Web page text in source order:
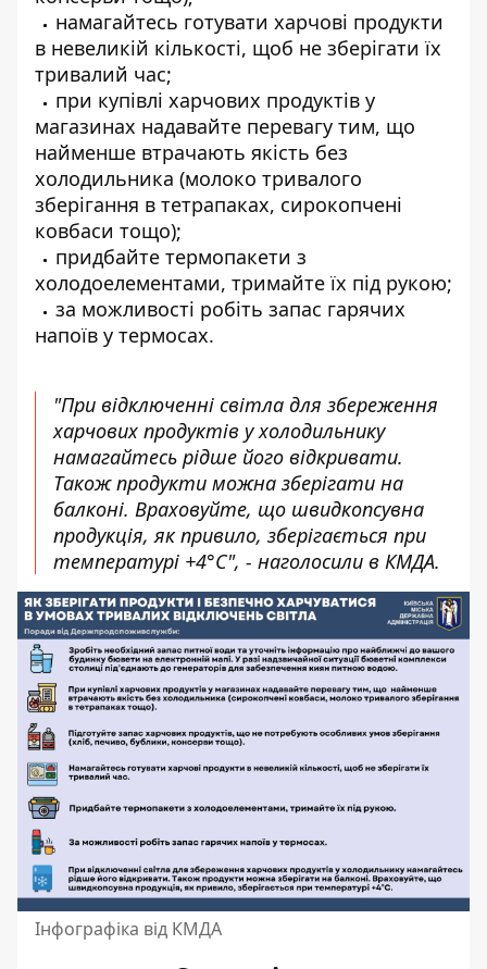
намагайтесь готувати харчові продукти
в невеликій кількості, щоб не зберігати їх
тривалий час;
при купівлі харчових продуктів у
магазинах надавайте перевагу тим, що
найменше втрачають якість без
холодильника (молоко тривалого
зберігання в тетрапаках, сирокопчені
ковбаси тощо);
придбайте термопакети з
холодоелементами, тримайте їх під рукою;
за можливості робіть запас гарячих
напоїв у термосах.
"При відключенні світла для збереження
харчових продуктів у холодильнику
намагайтесь рідше його відкривати.
Також продукти можна зберігати на
балконі. Враховуйте, що швидкопсувна
продукція, як привило, зберігається при
температурі +4°С", - наголосили в КМДА.
Інфографіка від КМДА